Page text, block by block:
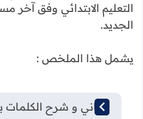
التعليم الابتدائي وفق آخر
الجديد.
يشمل هذا الملخص :
معاني و شرح الكلمات